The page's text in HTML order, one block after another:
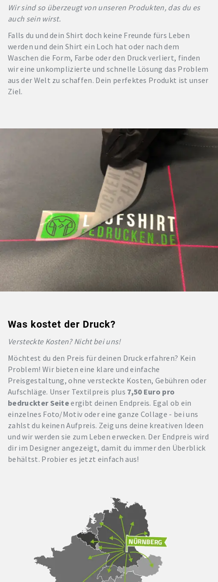
Wir sind so überzeugt von unseren Produkten, das du es
auch sein wirst.
Falls du und dein Shirt doch keine Freunde fürs Leben
werden und dein Shirt ein Loch hat oder nach dem
Waschen die Form, Farbe oder den Druck verliert, finden
wir eine unkomplizierte und schnelle Lösung das Problem
aus der Welt zu schaffen. Dein perfektes Produkt ist unser
Ziel.
Was kostet der Druck?
Versteckte Kosten? Nicht bei uns!
Möchtest du den Preis für deinen Druck erfahren? Kein
Problem! Wir bieten eine klare und einfache
Preisgestaltung, ohne versteckte Kosten, Gebühren oder
Aufschläge. Unser Textilpreis plus 7,50 Euro pro
bedruckter Seiteergibt deinen Endpreis. Egal ob ein
einzelnes Foto/Motiv oder eine ganze Collage - bei uns
zahlst du keinen Aufpreis. Zeig uns deine kreativen Ideen
und wir werden sie zum Leben erwecken. Der Endpreis wird
dir im Designer angezeigt, damit du immer den Überblick
behältst. Probier es jetzt einfach aus!